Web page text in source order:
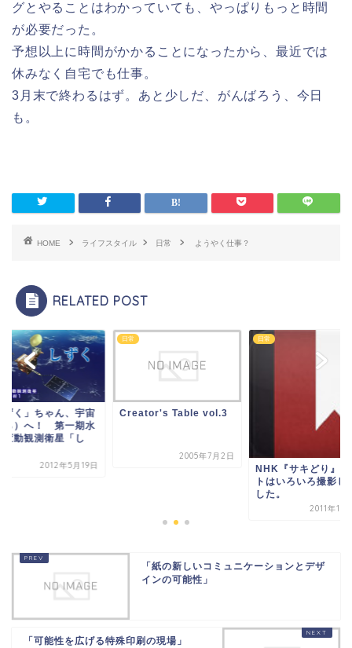
グとやることはわかっていても、やっぱりもっと時間
が必要だった。
予想以上に時間がかかることになったから、最近では
休みなく自宅でも仕事。
3月末で終わるはず。あと少しだ、がんばろう、今日
も。
HOME ライフスタイル 日常 ようやく仕事？
RELATED POST
ずく」ちゃん、宇宙
ら）へ！ 第一期水
変動観測衛星「し
2012年5月19日
日常
Creator's Table vol.3
2005年7月2日
日常
NHK『サキどり』、
トはいろいろ撮影し
した。
2011年10
「紙の新しいコミュニケーションとデザ
インの可能性」
「可能性を広げる特殊印刷の現場」